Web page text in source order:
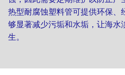
热型耐腐蚀塑料管可提供环保
够显著减少污垢和水垢，让海水
生。